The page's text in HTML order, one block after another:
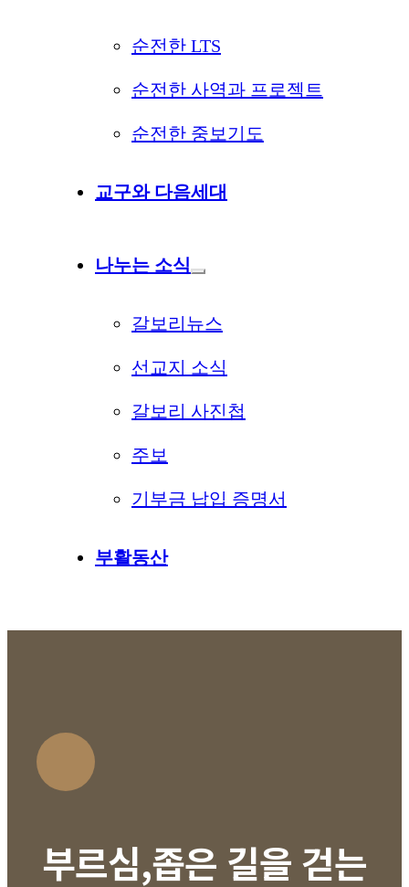
순전한 LTS
순전한 사역과 프로젝트
순전한 중보기도
교구와 다음세대
나누는 소식
갈보리뉴스
선교지 소식
갈보리 사진첩
주보
기부금 납입 증명서
부활동산
부르심,좁은 길을 걷는